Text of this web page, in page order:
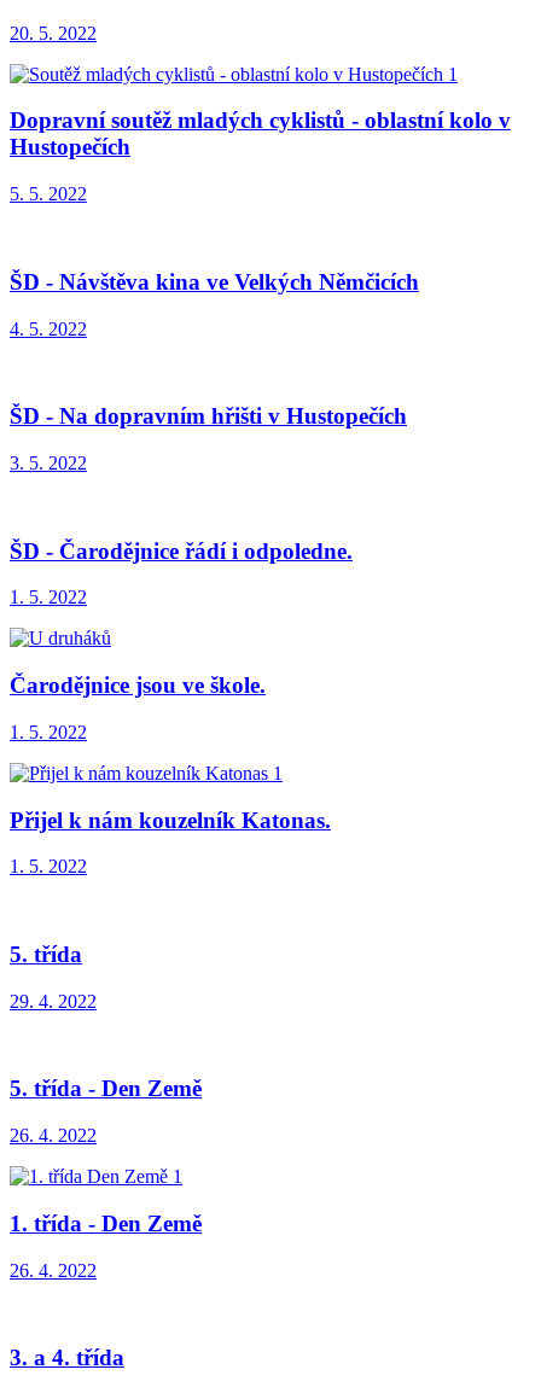
20. 5. 2022
Dopravní soutěž mladých cyklistů - oblastní kolo v
Hustopečích
5. 5. 2022
ŠD - Návštěva kina ve Velkých Němčicích
4. 5. 2022
ŠD - Na dopravním hřišti v Hustopečích
3. 5. 2022
ŠD - Čarodějnice řádí i odpoledne.
1. 5. 2022
Čarodějnice jsou ve škole.
1. 5. 2022
Přijel k nám kouzelník Katonas.
1. 5. 2022
5. třída
29. 4. 2022
5. třída - Den Země
26. 4. 2022
1. třída - Den Země
26. 4. 2022
3. a 4. třída